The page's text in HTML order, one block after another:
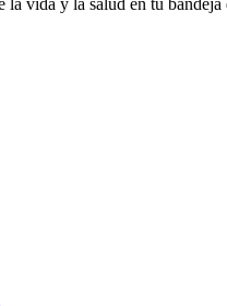
la vida y la salud en tu bandeja